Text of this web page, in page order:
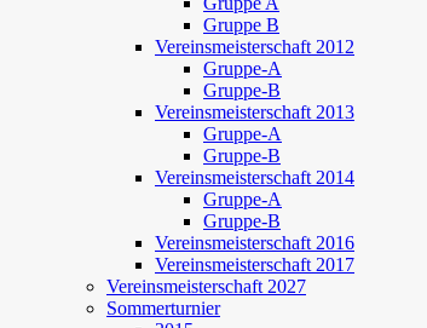
Gruppe B
Vereinsmeisterschaft 2012
Gruppe-A
Gruppe-B
Vereinsmeisterschaft 2013
Gruppe-A
Gruppe-B
Vereinsmeisterschaft 2014
Gruppe-A
Gruppe-B
Vereinsmeisterschaft 2016
Vereinsmeisterschaft 2017
Vereinsmeisterschaft 2027
Sommerturnier